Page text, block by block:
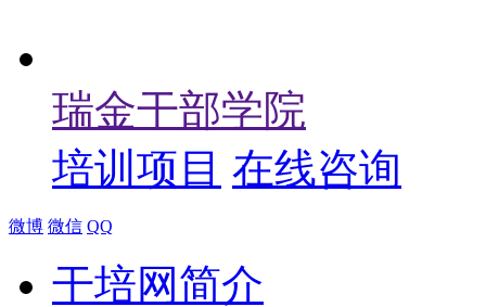
瑞金干部学院
培训项目 在线咨询
微博 微信 QQ
干培网简介